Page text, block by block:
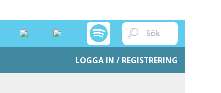
LOGGA IN / REGISTRERING